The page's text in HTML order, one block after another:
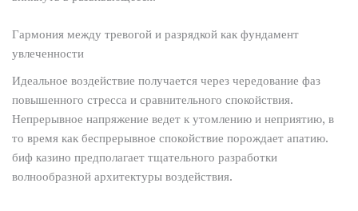
Гармония между тревогой и разрядкой как фундамент
увлеченности
Идеальное воздействие получается через чередование фаз
повышенного стресса и сравнительного спокойствия.
Непрерывное напряжение ведет к утомлению и неприятию, в
то время как беспрерывное спокойствие порождает апатию.
биф казино предполагает тщательного разработки
волнообразной архитектуры воздействия.